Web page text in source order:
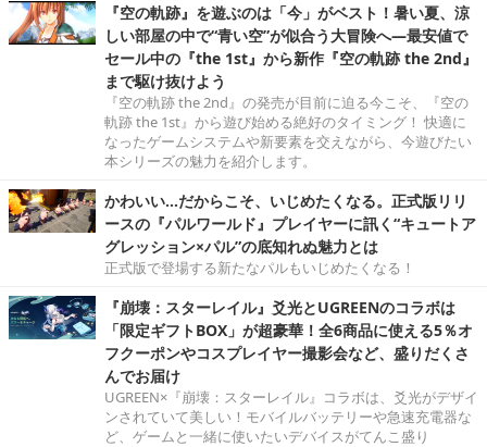
『空の軌跡』を遊ぶのは「今」がベスト！暑い夏、涼
しい部屋の中で“青い空”が似合う大冒険へ―最安値で
セール中の『the 1st』から新作『空の軌跡 the 2nd』
まで駆け抜けよう
『空の軌跡 the 2nd』の発売が目前に迫る今こそ、『空の
軌跡 the 1st』から遊び始める絶好のタイミング！ 快適に
なったゲームシステムや新要素を交えながら、今遊びたい
本シリーズの魅力を紹介します。
かわいい…だからこそ、いじめたくなる。正式版リリ
ースの『パルワールド』プレイヤーに訊く“キュートア
グレッション×パル”の底知れぬ魅力とは
正式版で登場する新たなパルもいじめたくなる！
『崩壊：スターレイル』爻光とUGREENのコラボは
「限定ギフトBOX」が超豪華！全6商品に使える5％オ
フクーポンやコスプレイヤー撮影会など、盛りだくさ
んでお届け
UGREEN×『崩壊：スターレイル』コラボは、爻光がデザイ
ンされていて美しい！モバイルバッテリーや急速充電器な
ど、ゲームと一緒に使いたいデバイスがてんこ盛り